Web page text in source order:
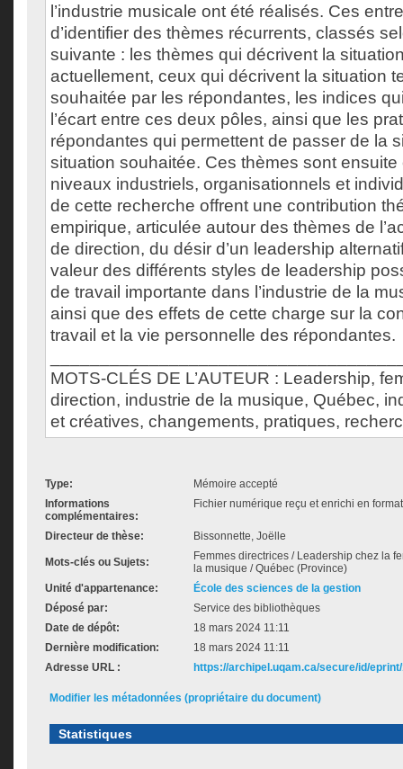
l’industrie musicale ont été réalisés. Ces
d’identifier des thèmes récurrents, classés
suivante : les thèmes qui décrivent la
actuellement, ceux qui décrivent la situation
souhaitée par les répondantes, les indices
l’écart entre ces deux pôles, ainsi que les
répondantes qui permettent de passer de la
situation souhaitée. Ces thèmes sont
niveaux industriels, organisationnels et
de cette recherche offrent une contribution
empirique, articulée autour des thèmes de
de direction, du désir d’un leadership
valeur des différents styles de leadership
de travail importante dans l’industrie de la
ainsi que des effets de cette charge sur la
travail et la vie personnelle des répondantes.
MOTS-CLÉS DE L’AUTEUR : Leadership,
direction, industrie de la musique, Québec,
et créatives, changements, pratiques,
Type:
Mémoire accepté
Informations
complémentaires:
Fichier numérique reçu et enrichi en
Directeur de thèse: Bissonnette, Joëlle
Mots-clés ou Sujets:
Femmes directrices / Leadership chez la
la musique / Québec (Province)
Unité d'appartenance:
École des sciences de la gestion
Déposé par:
Service des bibliothèques
Date de dépôt:
18 mars 2024 11:11
Dernière modification:
18 mars 2024 11:11
Adresse URL :
https://archipel.uqam.ca/secure/id/
Modifier les métadonnées (propriétaire du document)
Statistiques